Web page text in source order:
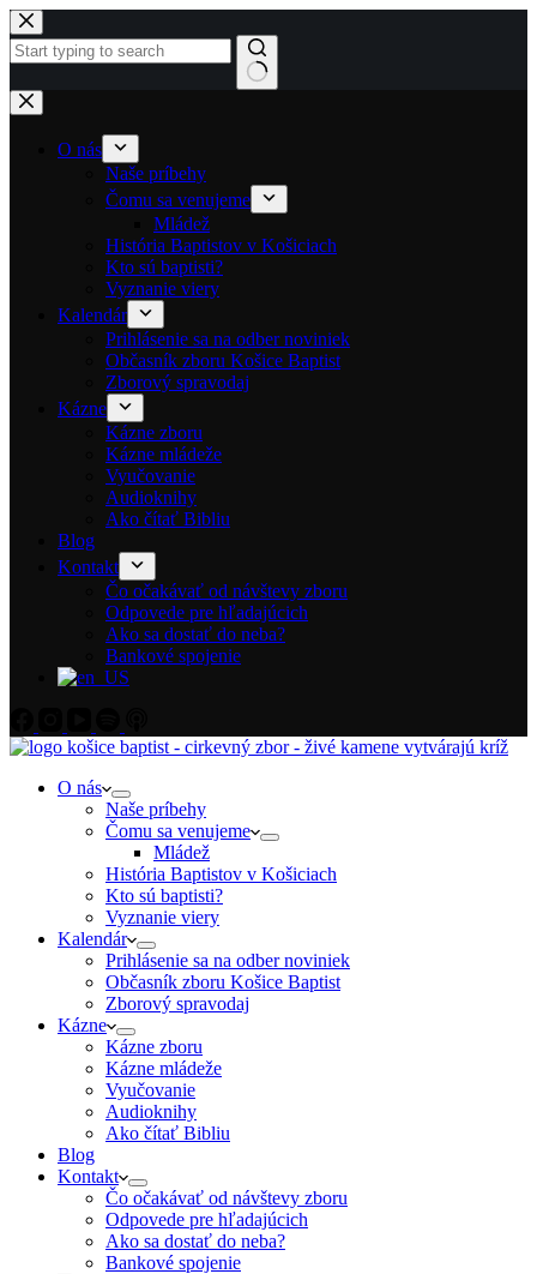
Skip to content
No results
O nás
Naše príbehy
Čomu sa venujeme
Mládež
História Baptistov v Košiciach
Kto sú baptisti?
Vyznanie viery
Kalendár
Prihlásenie sa na odber noviniek
Občasník zboru Košice Baptist
Zborový spravodaj
Kázne
Kázne zboru
Kázne mládeže
Vyučovanie
Audioknihy
Ako čítať Bibliu
Blog
Kontakt
Čo očakávať od návštevy zboru
Odpovede pre hľadajúcich
Ako sa dostať do neba?
Bankové spojenie
O nás
Naše príbehy
Čomu sa venujeme
Mládež
História Baptistov v Košiciach
Kto sú baptisti?
Vyznanie viery
Kalendár
Prihlásenie sa na odber noviniek
Občasník zboru Košice Baptist
Zborový spravodaj
Kázne
Kázne zboru
Kázne mládeže
Vyučovanie
Audioknihy
Ako čítať Bibliu
Blog
Kontakt
Čo očakávať od návštevy zboru
Odpovede pre hľadajúcich
Ako sa dostať do neba?
Bankové spojenie